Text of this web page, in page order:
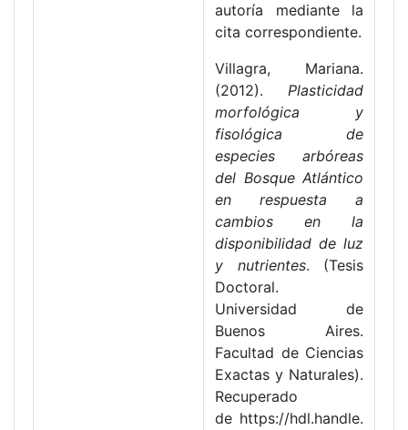
autoría mediante la
cita correspondiente.
Villagra, Mariana.
(2012). Plasticidad
morfológica y
fisológica de
especies arbóreas
del Bosque Atlántico
en respuesta a
cambios en la
disponibilidad de luz
y nutrientes. (Tesis
Doctoral.
Universidad de
Buenos Aires.
Facultad de Ciencias
Exactas y Naturales).
Recuperado
de https://hdl.handle.